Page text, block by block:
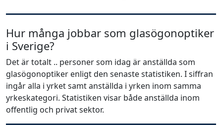
Hur många jobbar som glasögonoptiker
i Sverige?
Det är totalt .. personer som idag är anställda som
glasögonoptiker enligt den senaste statistiken. I siffran
ingår alla i yrket samt anställda i yrken inom samma
yrkeskategori. Statistiken visar både anställda inom
offentlig och privat sektor.